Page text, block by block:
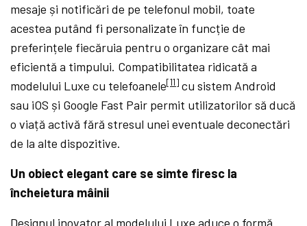
mesaje și notificări de pe telefonul mobil, toate
acestea putând fi personalizate în funcție de
preferințele fiecăruia pentru o organizare cât mai
eficientă a timpului. Compatibilitatea ridicată a
modelului Luxe cu telefoanele[11] cu sistem Android
sau iOS și Google Fast Pair permit utilizatorilor să ducă
o viață activă fără stresul unei eventuale deconectări
de la alte dispozitive.
Un obiect elegant care se simte firesc la
încheietura mâinii
Designul inovator al modelului Luxe aduce o formă